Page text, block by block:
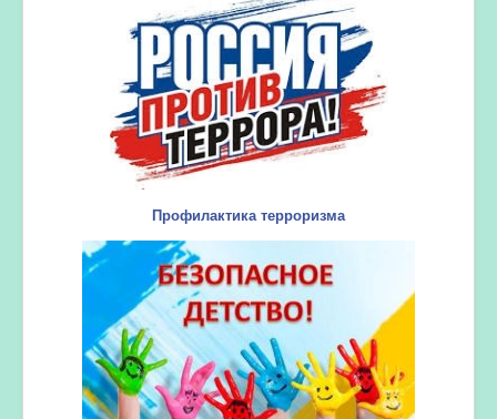
Профилактика терроризма